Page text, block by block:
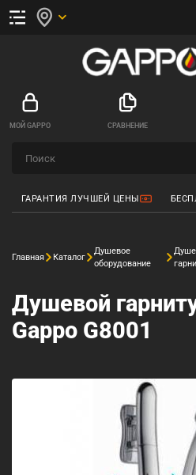
МОЙ GAPPO СРАВНЕНИЕ
ГАРАНТИЯ ЛУЧШЕЙ ЦЕНЫ
Главная Каталог
Душевое
оборудование
Душевой
Gappo G8001